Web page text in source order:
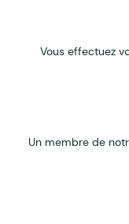
Vous effectuez
Un membre de